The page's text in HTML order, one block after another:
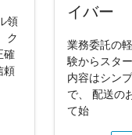
領
ク
確
頼
イバー
業務委託の
験からスタ
内容はシン
で、 配送の
て始